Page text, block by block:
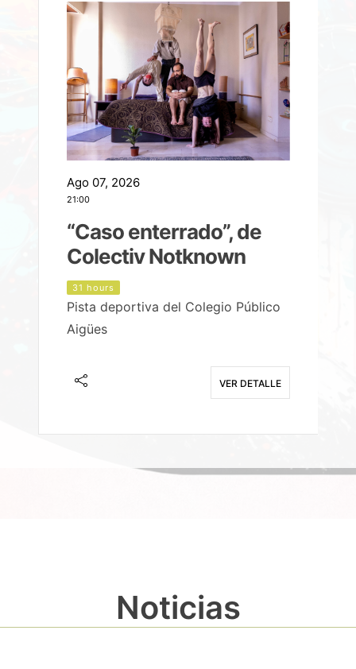
Ago 07, 2026
21:00
“Caso enterrado”, de
Colectiv Notknown
31 hours
Pista deportiva del Colegio Público
Aigües
VER DETALLE
Noticias